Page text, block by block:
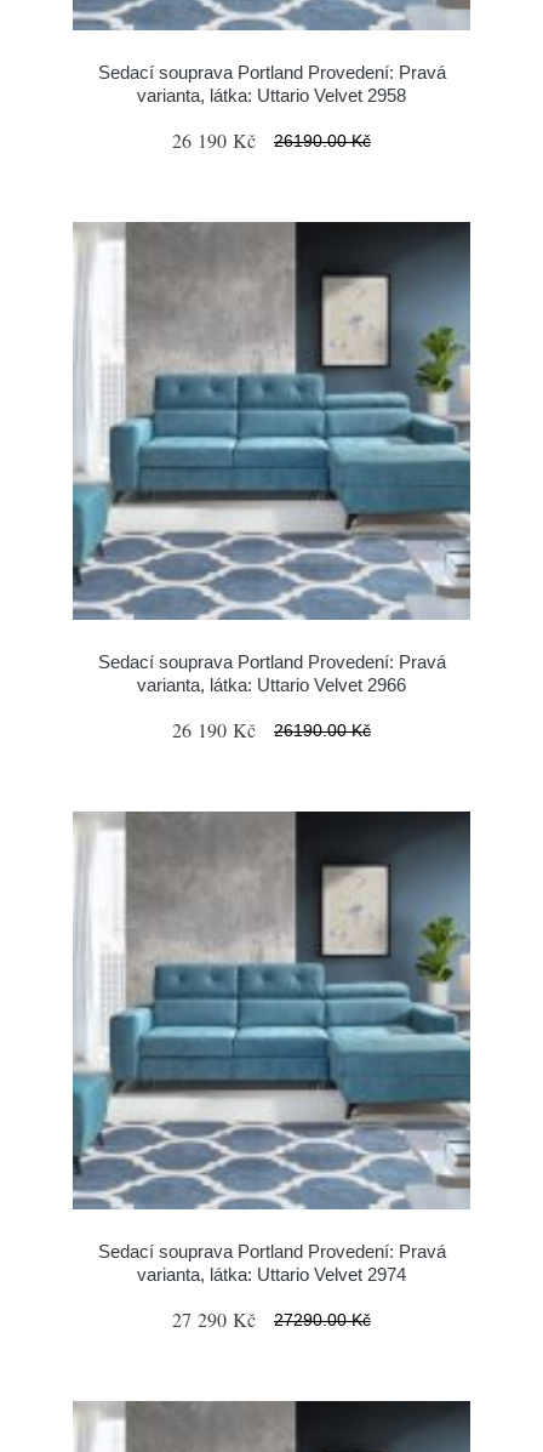
Sedací souprava Portland Provedení: Pravá
varianta, látka: Uttario Velvet 2958
26 190 Kč 26190.00 Kč
Sedací souprava Portland Provedení: Pravá
varianta, látka: Uttario Velvet 2966
26 190 Kč 26190.00 Kč
Sedací souprava Portland Provedení: Pravá
varianta, látka: Uttario Velvet 2974
27 290 Kč 27290.00 Kč